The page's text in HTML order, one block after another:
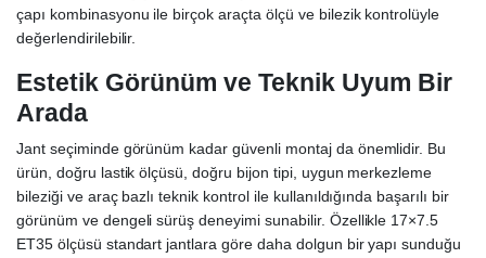
çapı kombinasyonu ile birçok araçta ölçü ve bilezik kontrolüyle
değerlendirilebilir.
Estetik Görünüm ve Teknik Uyum Bir
Arada
Jant seçiminde görünüm kadar güvenli montaj da önemlidir. Bu
ürün, doğru lastik ölçüsü, doğru bijon tipi, uygun merkezleme
bileziği ve araç bazlı teknik kontrol ile kullanıldığında başarılı bir
görünüm ve dengeli sürüş deneyimi sunabilir. Özellikle 17×7.5
ET35 ölçüsü standart jantlara göre daha dolgun bir yapı sunduğu